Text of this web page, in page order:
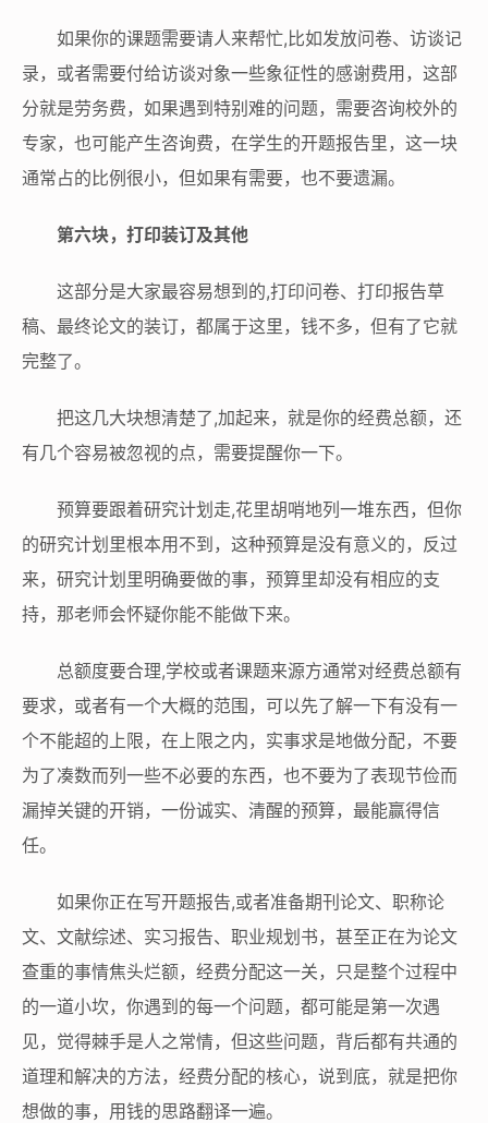
如果你的课题需要请人来帮忙,比如发放问卷、访谈记
录，或者需要付给访谈对象一些象征性的感谢费用，这部
分就是劳务费，如果遇到特别难的问题，需要咨询校外的
专家，也可能产生咨询费，在学生的开题报告里，这一块
通常占的比例很小，但如果有需要，也不要遗漏。
第六块，打印装订及其他
这部分是大家最容易想到的,打印问卷、打印报告草
稿、最终论文的装订，都属于这里，钱不多，但有了它就
完整了。
把这几大块想清楚了,加起来，就是你的经费总额，还
有几个容易被忽视的点，需要提醒你一下。
预算要跟着研究计划走,花里胡哨地列一堆东西，但你
的研究计划里根本用不到，这种预算是没有意义的，反过
来，研究计划里明确要做的事，预算里却没有相应的支
持，那老师会怀疑你能不能做下来。
总额度要合理,学校或者课题来源方通常对经费总额有
要求，或者有一个大概的范围，可以先了解一下有没有一
个不能超的上限，在上限之内，实事求是地做分配，不要
为了凑数而列一些不必要的东西，也不要为了表现节俭而
漏掉关键的开销，一份诚实、清醒的预算，最能赢得信
任。
如果你正在写开题报告,或者准备期刊论文、职称论
文、文献综述、实习报告、职业规划书，甚至正在为论文
查重的事情焦头烂额，经费分配这一关，只是整个过程中
的一道小坎，你遇到的每一个问题，都可能是第一次遇
见，觉得棘手是人之常情，但这些问题，背后都有共通的
道理和解决的方法，经费分配的核心，说到底，就是把你
想做的事，用钱的思路翻译一遍。